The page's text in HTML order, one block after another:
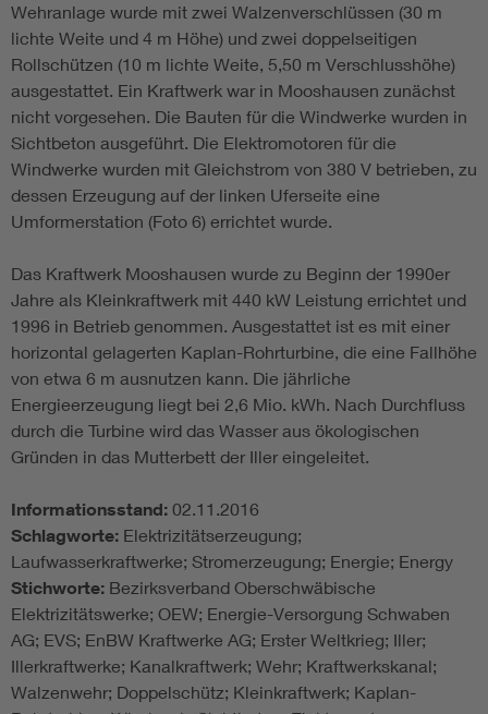
Wehranlage wurde mit zwei Walzenverschlüssen (30 m
lichte Weite und 4 m Höhe) und zwei doppelseitigen
Rollschützen (10 m lichte Weite, 5,50 m Verschlusshöhe)
ausgestattet. Ein Kraftwerk war in Mooshausen zunächst
nicht vorgesehen. Die Bauten für die Windwerke wurden in
Sichtbeton ausgeführt. Die Elektromotoren für die
Windwerke wurden mit Gleichstrom von 380 V betrieben, zu
dessen Erzeugung auf der linken Uferseite eine
Umformerstation (Foto 6) errichtet wurde.
Das Kraftwerk Mooshausen wurde zu Beginn der 1990er
Jahre als Kleinkraftwerk mit 440 kW Leistung errichtet und
1996 in Betrieb genommen. Ausgestattet ist es mit einer
horizontal gelagerten Kaplan-Rohrturbine, die eine Fallhöhe
von etwa 6 m ausnutzen kann. Die jährliche
Energieerzeugung liegt bei 2,6 Mio. kWh. Nach Durchfluss
durch die Turbine wird das Wasser aus ökologischen
Gründen in das Mutterbett der Iller eingeleitet.
Informationsstand: 02.11.2016
Schlagworte: Elektrizitätserzeugung;
Laufwasserkraftwerke; Stromerzeugung; Energie; Energy
Stichworte: Bezirksverband Oberschwäbische
Elektrizitätswerke; OEW; Energie-Versorgung Schwaben
AG; EVS; EnBW Kraftwerke AG; Erster Weltkrieg; Iller;
Illerkraftwerke; Kanalkraftwerk; Wehr; Kraftwerkskanal;
Walzenwehr; Doppelschütz; Kleinkraftwerk; Kaplan-